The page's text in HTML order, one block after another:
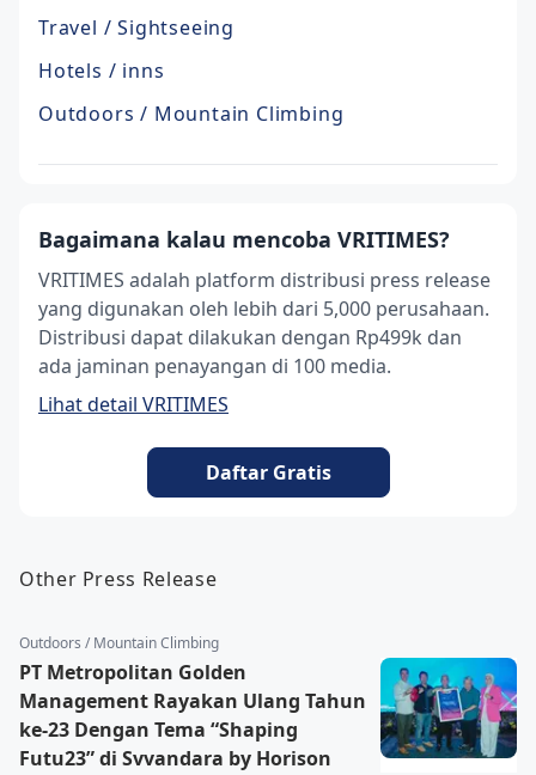
Travel / Sightseeing
Hotels / inns
Outdoors / Mountain Climbing
Bagaimana kalau mencoba VRITIMES?
VRITIMES adalah platform distribusi press release
yang digunakan oleh lebih dari 5,000 perusahaan.
Distribusi dapat dilakukan dengan Rp499k dan
ada jaminan penayangan di 100 media.
Lihat detail VRITIMES
Daftar Gratis
Other Press Release
Outdoors / Mountain Climbing
PT Metropolitan Golden
Management Rayakan Ulang Tahun
ke-23 Dengan Tema “Shaping
Futu23” di Svvandara by Horison